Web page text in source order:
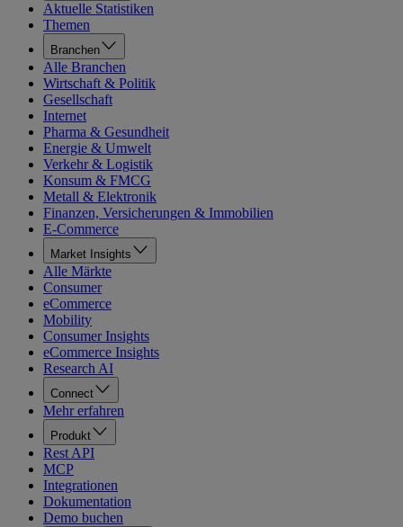
Aktuelle Statistiken
Themen
Branchen
Alle Branchen
Wirtschaft & Politik
Gesellschaft
Internet
Pharma & Gesundheit
Energie & Umwelt
Verkehr & Logistik
Konsum & FMCG
Metall & Elektronik
Finanzen, Versicherungen & Immobilien
E-Commerce
Market Insights
Alle Märkte
Consumer
eCommerce
Mobility
Consumer Insights
eCommerce Insights
Research AI
Connect
Mehr erfahren
Produkt
Rest API
MCP
Integrationen
Dokumentation
Demo buchen